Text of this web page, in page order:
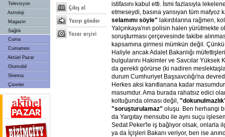
Televizyon
Astroloji
Magazin
Sağlık
Cuma
Cumartesi
Aktüel Pazar
Otomobil
Sinema
Çizerler
istifasını kabul etti. İsmi fazlasıyla
etmeseydi, basına yansıyan tüm mafyoz
selamımı söyle" lakırdılarına rağmen,
Yalçınkaya'nın polisin halen yürütmekte
soruşturması çerçevesinde takibe
kapsamına girmesi mümkün değil.
Haliyle ancak Adalet Bakanlığı
bulgularını Hakimler ve Savcılar Yüksek
da gerekli görürse (ki nadiren
durum Cumhuriyet Başsavcılığı'na
Herkes aksi kanıtlanana kadar
masumdur. Ama burada rahatsız edici
koltuğunda olması değil,
"soruşturulamaz" oluşu. Ben herhangi
da Yargıtay mensubu ile aynı suçu
Sedat Peker'le iş bağlıyor olsak, onlarla
ya da İçişleri Bakanı veriyor, ben ise